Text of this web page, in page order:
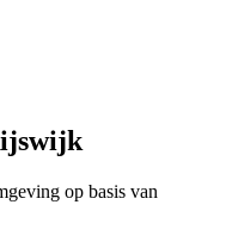
op basis van